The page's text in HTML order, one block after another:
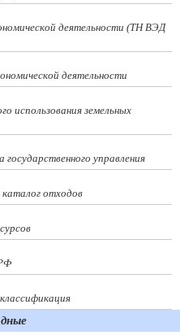
деятельности (ТН ВЭД
деятельности
использования земельных
управления
отходов